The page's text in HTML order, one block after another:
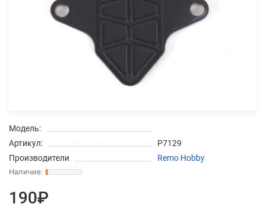
Модель:
Артикул:
P7129
Производители
Remo Hobby
190₽
Добавляйте товары
Оплачивайте сегодня только
выбранный способом
Оставшиеся